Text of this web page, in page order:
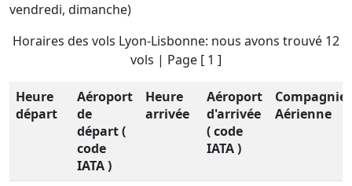
vendredi, dimanche)
Horaires des vols Lyon-Lisbonne: nous avons trouvé 12
vols | Page [ 1 ]
Heure
départ
Aéroport
de
départ (
code
IATA )
Heure
arrivée
Aéroport
d'arrivée
( code
IATA )
Compagnie
Aérienne